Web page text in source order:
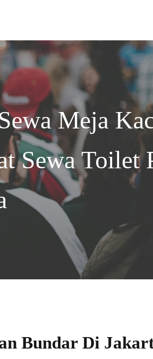
Meja
Sewa Toilet
Bundar Di